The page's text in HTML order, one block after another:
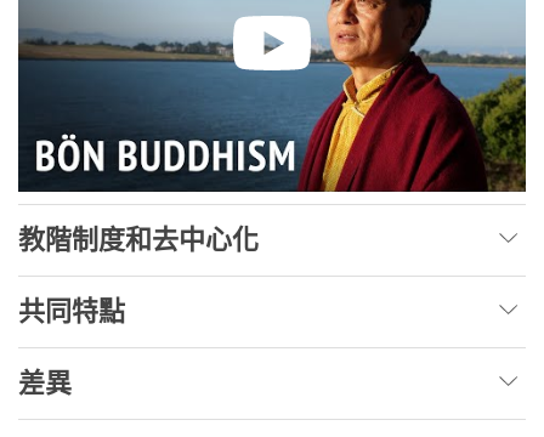
教階制度和去中心化
共同特點
差異